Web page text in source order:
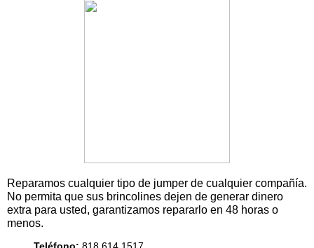
Reparamos cualquier tipo de jumper de cualquier compañía.
No permita que sus brincolines dejen de generar dinero
extra para usted, garantizamos repararlo en 48 horas o
menos.